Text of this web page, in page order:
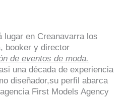
lugar en Creanavarra los
booker y director
de eventos de moda.
una década de experiencia
diseñador,su perfil abarca
First Models Agency